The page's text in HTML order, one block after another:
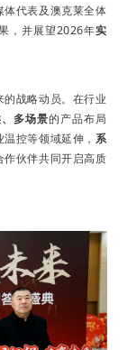
代表及澳克莱全体
，并展望2026年实
战略动员。在行业
多场景的产品布局
控等领域延伸，系
作伙伴共同开启高质